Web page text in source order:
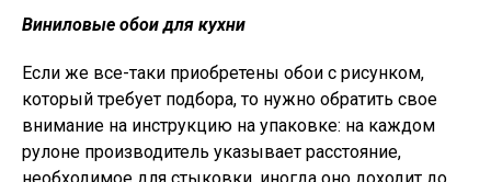
Виниловые обои для кухни
Если же все-таки приобретены обои с рисунком,
который требует подбора, то нужно обратить свое
внимание на инструкцию на упаковке: на каждом
рулоне производитель указывает расстояние,